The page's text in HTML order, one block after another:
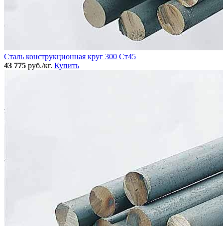
Сталь конструкционная круг 300 Ст45
43 775 руб./кг. Купить